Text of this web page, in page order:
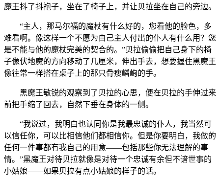
魔王抖了抖袍子，坐在了椅子上，并让贝拉坐在自己的旁边。
“主人，那马尔福的魔杖有什么好的，您看他的脸色，多
难看啊。像这样一个不愿为自己主人付出的仆人有什么用？您
是不能与他的魔杖完美的契合的。”贝拉偷偷把自己身下的椅
子像伏地魔的方向移动了几厘米，伸出手去，想要握住黑魔王
像往常一样搭在桌子上的那只骨瘦嶙峋的手。
黑魔王敏锐的观察到了贝拉的心思，便在贝拉的手伸过来
前把手缩了回去，自然下垂在身体的一侧。
“我说过，我明白也认同你是我最忠诚的仆人，我当然可
以信任你，可以比相信他们都相信你。但是你要明白，我做的
任何一件事都有我自己的用意——包括那些你无法理解的事
情。”黑魔王对待贝拉就像是对待一个忠诚有余但不谙世事的
小姑娘——如果贝拉有点小姑娘的样子的话。